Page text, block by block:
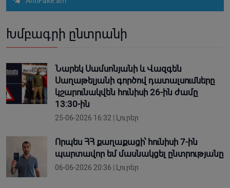
Խմբագրի ընտրանի
Նարեկ Սամսոնյանի և Վազգեն
Սաղաթելյանի գործով դատալսումները
կշարունակվեն հունիսի 26-ին ժամը
13:30-ին
25-06-2026 16:32 | Լուրեր
Որպես ՀՀ քաղաքացի՝ հունիսի 7-ին
պարտավոր եմ մասնակցել ընտրությանը
06-06-2026 20:36 | Լուրեր